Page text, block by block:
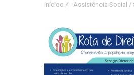
Inícioo / - Assistência Social /